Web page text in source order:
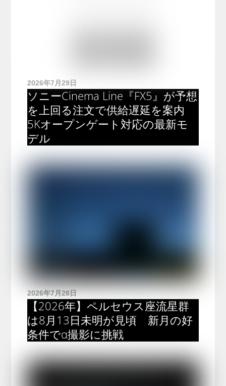
2026年7月29日
ソニーCinema Line『FX5』が予想
を上回る注文で供給遅延を案内
5Kオープンゲート対応の最新モ
デル
2026年7月28日
【2026年】ペルセウス座流星群
は8月13日未明が見頃 新月の好
条件でα撮影に挑戦